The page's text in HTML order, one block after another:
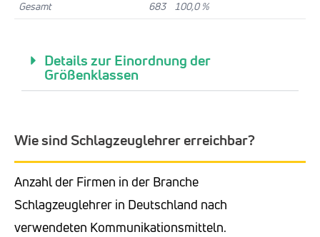
Gesamt 683 100,0 %
Details zur Einordnung der
Größenklassen
Wie sind Schlagzeuglehrer erreichbar?
Anzahl der Firmen in der Branche
Schlagzeuglehrer in Deutschland nach
verwendeten Kommunikationsmitteln.